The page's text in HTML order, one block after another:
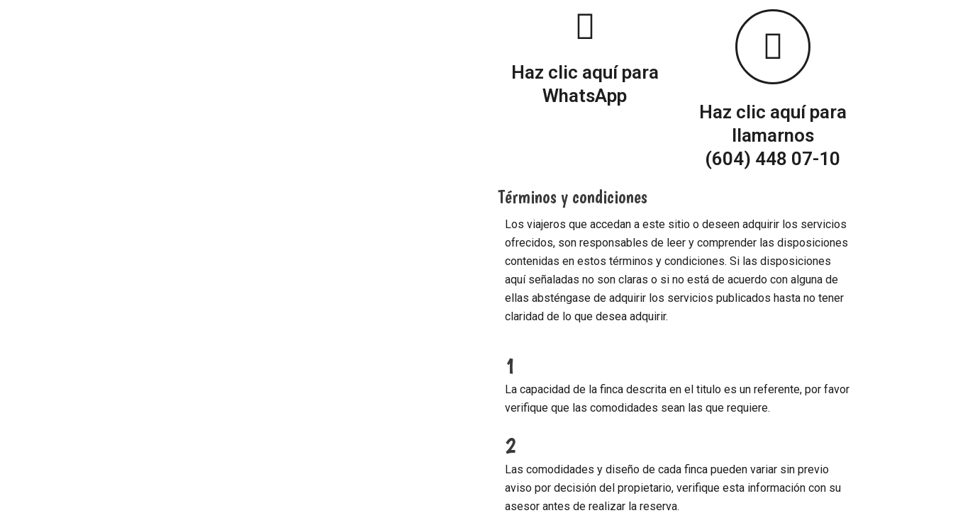
Haz clic aquí para
WhatsApp
Haz clic aquí para
llamarnos
(604) 448 07-10
Términos y condiciones
Los viajeros que accedan a este sitio o deseen adquirir los servicios
ofrecidos, son responsables de leer y comprender las disposiciones
contenidas en estos términos y condiciones. Si las disposiciones
aquí señaladas no son claras o si no está de acuerdo con alguna de
ellas absténgase de adquirir los servicios publicados hasta no tener
claridad de lo que desea adquirir.
1
La capacidad de la finca descrita en el titulo es un referente, por favor
verifique que las comodidades sean las que requiere.
2
Las comodidades y diseño de cada finca pueden variar sin previo
aviso por decisión del propietario, verifique esta información con su
asesor antes de realizar la reserva.